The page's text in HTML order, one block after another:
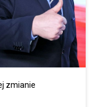
zmianie